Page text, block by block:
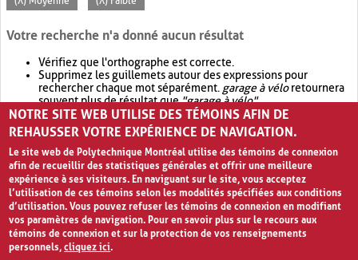
Votre recherche n'a donné aucun résultat
Vérifiez que l'orthographe est correcte.
Supprimez les guillemets autour des expressions pour
rechercher chaque mot séparément. garage à véloretournera
souvent plus de résultat que"garage à vélo".
Envisagez d'élargir votre recherche avec OR.garage OR vélo
retournera souvent plus de résultat quegarage à vélo
NOTRE SITE WEB UTILISE DES TÉMOINS AFIN DE
REHAUSSER VOTRE EXPÉRIENCE DE NAVIGATION.
Le site web de Polytechnique Montréal utilise des témoins de connexion
afin de recueillir des statistiques générales et offrir une meilleure
expérience à ses visiteurs. En naviguant sur le site, vous acceptez
l’utilisation de ces témoins selon les modalités spécifiées aux conditions
d’utilisation. Vous pouvez refuser les témoins de connexion en modifiant
vos paramètres de navigation. Pour en savoir plus sur le recours aux
témoins de connexion et sur la protection de vos renseignements
personnels,cliquez ici.